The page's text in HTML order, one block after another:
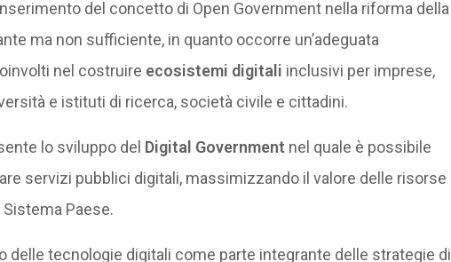
del concetto di Open Government nella riforma della
ma non sufficiente, in quanto occorre un’adeguata
nel costruire ecosistemi digitali inclusivi per imprese,
e istituti di ricerca, società civile e cittadini.
lo sviluppo del Digital Government nel quale è possibile
servizi pubblici digitali, massimizzando il valore delle risorse
Paese.
delle tecnologie digitali come parte integrante delle strategie di